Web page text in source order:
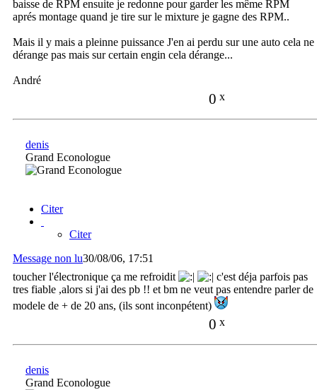
baisse de RPM ensuite je redonne pour garder les même RPM
aprés montage quand je tire sur le mixture je gagne des RPM..
Mais il y mais a pleinne puissance J'en ai perdu sur une auto cela ne
dérange pas mais sur certain engin cela dérange...
André
0 x
denis
Grand Econologue
Citer
Citer
Message non lu30/08/06, 17:51
toucher l'électronique ça me refroidit
c'est déja parfois pas
tres fiable ,alors si j'ai des pb !! et bm ne veut pas entendre parler de
modele de + de 20 ans, (ils sont inconpétent)
0 x
denis
Grand Econologue